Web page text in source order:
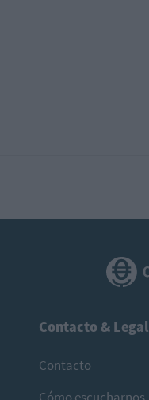
Contacto & Legal
Contacto